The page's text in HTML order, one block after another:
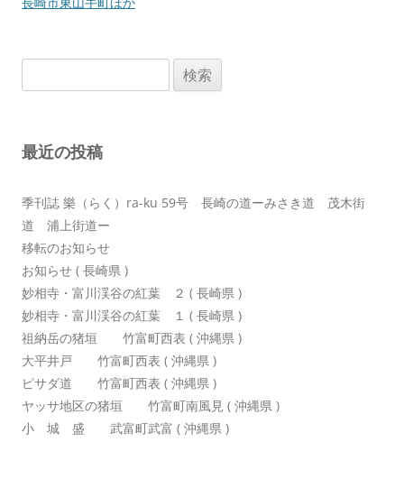
ン
索:
最近の投稿
季刊誌 樂（らく）ra-ku 59号 長崎の道ーみさき道 茂木街
道 浦上街道ー
移転のお知らせ
お知らせ ( 長崎県 )
妙相寺・富川渓谷の紅葉 ２ ( 長崎県 )
妙相寺・富川渓谷の紅葉 １ ( 長崎県 )
祖納岳の猪垣 竹富町西表 ( 沖縄県 )
大平井戸 竹富町西表 ( 沖縄県 )
ピサダ道 竹富町西表 ( 沖縄県 )
ヤッサ地区の猪垣 竹富町南風見 ( 沖縄県 )
小 城 盛 武富町武富 ( 沖縄県 )